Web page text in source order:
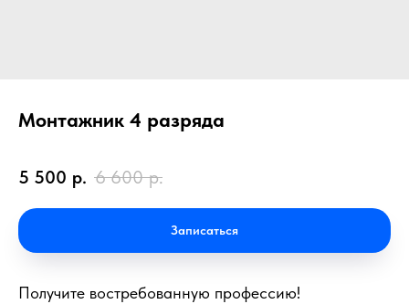
Монтажник 4 разряда
5 500 р. 6 600 р.
Записаться
Получите востребованную профессию!